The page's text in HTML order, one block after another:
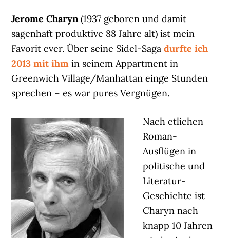
Jerome Charyn(1937 geboren und damit
sagenhaft produktive 88 Jahre alt) ist mein
Favorit ever. Über seine Sidel-Sagadurfte ich
2013 mit ihmin seinem Appartment in
Greenwich Village/Manhattan einge Stunden
sprechen – es war pures Vergnügen.
Nach etlichen
Roman-
Ausflügen in
politische und
Literatur-
Geschichte ist
Charyn nach
knapp 10 Jahren